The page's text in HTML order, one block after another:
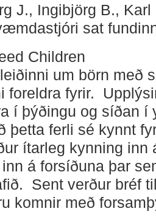
J., Ingibjörg B.,
sat
Children
um börn með
foreldra fyrir.
í þýðingu og síðan
þetta ferli sé kynnt
ítarleg kynning
á forsíðuna þar
Sent verður bréf
komnir með